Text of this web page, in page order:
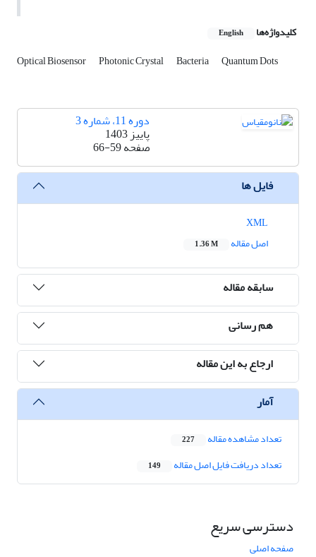
کلیدواژه‌ها English
Optical Biosensor Photonic Crystal Bacteria Quantum Dots
دوره 11، شماره 3
پاییز 1403
صفحه66-59
فایل ها
اصل مقاله
1.36 M
سابقه مقاله
هم رسانی
ارجاع به این مقاله
آمار
تعداد مشاهده مقاله 227
تعداد دریافت فایل اصل مقاله 149
دسترسی سریع
صفحه اصلی